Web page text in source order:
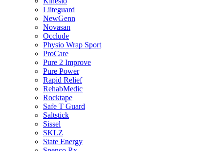
Liiteguard
NewGenn
Novasan
Occlude
Physio Wrap Sport
ProCare
Pure 2 Improve
Pure Power
Rapid Relief
RehabMedic
Rocktape
Safe T Guard
Saltstick
Sissel
SKLZ
State Energy